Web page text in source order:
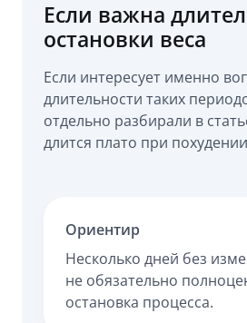
Если важна
остановки веса
Если интересует именно
длительности таких
отдельно разбирали в
длится плато при
Ориентир
Несколько дней без
не обязательно
остановка процесса.